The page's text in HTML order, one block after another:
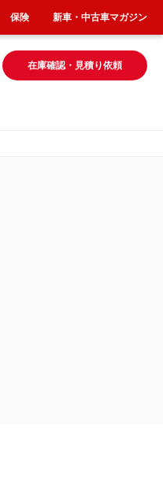
在庫確認・見積り依頼
保険 新車・中古車マガジン